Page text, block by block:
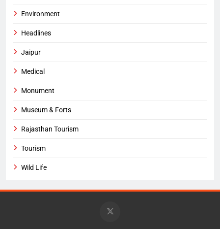
Environment
Headlines
Jaipur
Medical
Monument
Museum & Forts
Rajasthan Tourism
Tourism
Wild Life